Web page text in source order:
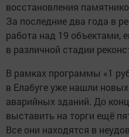
восстановления
За последние два года в
работа над 19 объектами,
в различной стадии
В рамках программы «1
в Елабуге уже нашли
аварийных зданий. До
выставить на торги ещё
Все они находятся в